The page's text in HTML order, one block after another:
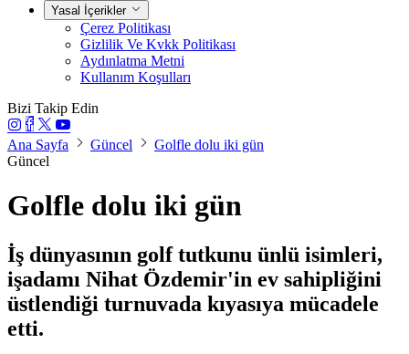
Yasal İçerikler
Çerez Politikası
Gizlilik Ve Kvkk Politikası
Aydınlatma Metni
Kullanım Koşulları
Bizi Takip Edin
Ana Sayfa Güncel
Golfle dolu iki gün
Güncel
Golfle dolu iki gün
İş dünyasının golf tutkunu ünlü isimleri,
işadamı Nihat Özdemir'in ev sahipliğini
üstlendiği turnuvada kıyasıya mücadele
etti.